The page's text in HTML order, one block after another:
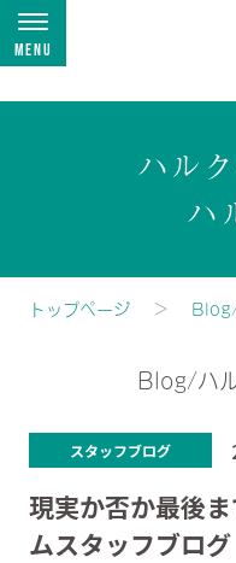
Menu
ハル
ハ
トップページ
Blog/ハ
スタッフブログ
現実か否か最後
ムスタッフブログ